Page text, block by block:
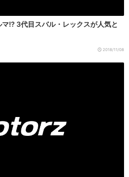
!? 3代目スバル・レックスが人気と
2018/11/08